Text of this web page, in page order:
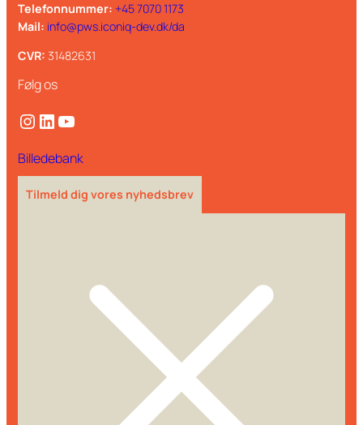
Telefonnummer: +45 7070 1173
Mail: info@pws.iconiq-dev.dk/da
CVR: 31482631
Følg os
Instagram LinkedIn YouTube
Billedebank
Tilmeld dig vores nyhedsbrev